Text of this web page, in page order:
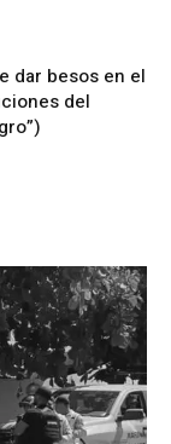
dar besos en el
del